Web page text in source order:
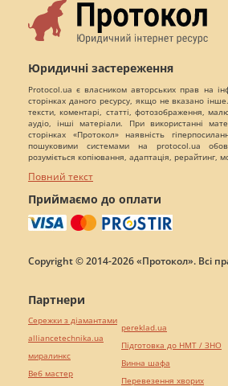
Юридичні застереження
Protocol.ua є власником авторських прав на
сторінках даного ресурсу, якщо не вказано
тексти, коментарі, статті, фотозображення,
аудіо, інші матеріали. При використанні
сторінках «Протокол» наявність
пошуковими системами на protocol.ua
розуміється копіювання, адаптація, рерайтинг,
Повний текст
Приймаємо до оплати
Copyright © 2014-2026 «Протокол». Всі
Партнери
Сережки з діамантами
alliancetechnika.ua
миралинкс
Веб мастер
pereklad.ua
Підготовка до НМТ / ЗНО
Винна шафа
Перевезення хворих